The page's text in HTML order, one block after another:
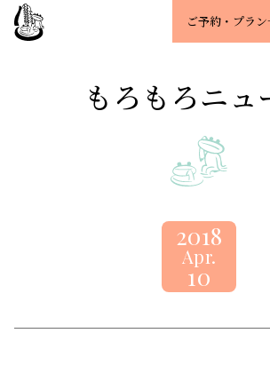
望
川
ご予約・ プラ
もろもろニュ
2018
Apr.
10